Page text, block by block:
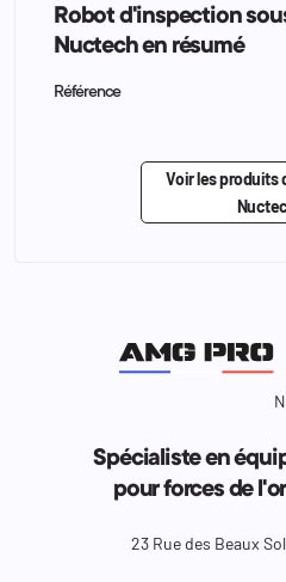
Robot d'inspection
Nuctech en résumé
Référence
Voir les produits
Spécialiste en
pour forces de
23 Rue des Beaux